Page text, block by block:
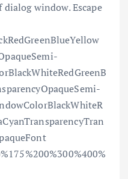
window. Escape